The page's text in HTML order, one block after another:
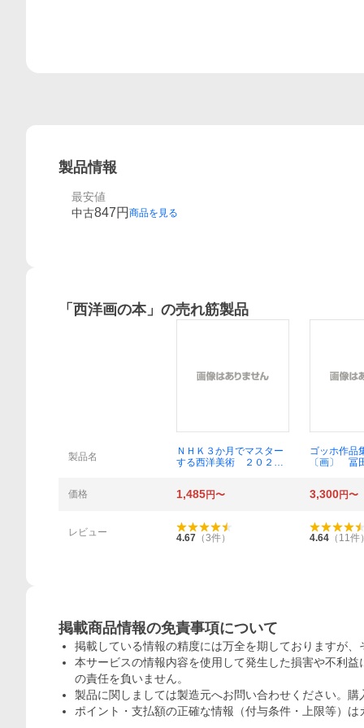
製品情報
最安値
中古847円 商品を見る
「 西洋画の本」の売れ筋製品
製品名
ＮＨＫ３か月でマスター
する西洋美術 ２０２６
ズ） 田中久美子／講師
ゴッホ作品
〔画〕 冨
価格 1,485円〜 3,300円〜
レビュー
4.67 （3件） 4.64 （ 11件
掲載商品情報の免責事項について
掲載している情報の精度には万全を期しておりますが
本サービスの情報内容を使用して発生した損害や不利
の責任を負いません。
製品に関しましては製造元へお問い合わせください。
ポイント・支払額の正確な情報（付与条件・上限等）